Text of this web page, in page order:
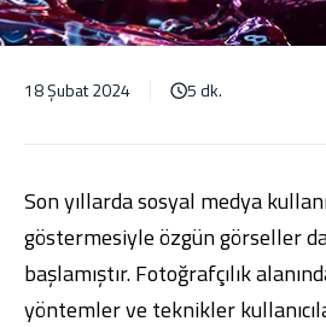
18 Şubat 2024 5 dk.
Son yıllarda sosyal medya
göstermesiyle özgün görseller
başlamıştır. Fotoğrafçılık
yöntemler ve teknikler